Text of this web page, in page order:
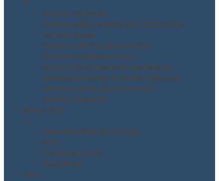
▼
Settore generico
Settore edili / impiantisti / costruzioni
Settore legno
Settore officine meccaniche
Settore metalmeccanico
Settore Ristorazione e produzione,
somministrazione e vendita Alimenti
Settore saloni di acconciatori
Settore trasporti
Blog e Info
▼
Approfondimenti in breve
Blog
Documenti utili
Fonti Blog
FAQ